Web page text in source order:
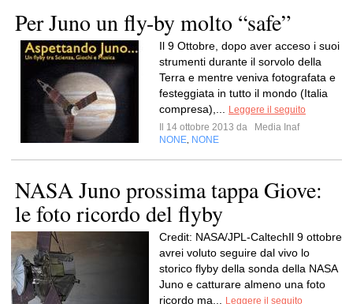
Per Juno un fly-by molto “safe”
Il 9 Ottobre, dopo aver acceso i suoi
strumenti durante il sorvolo della
Terra e mentre veniva fotografata e
festeggiata in tutto il mondo (Italia
compresa),...
Leggere il seguito
Il 14 ottobre 2013 da
Media Inaf
NONE NONE
NASA Juno prossima tappa Giove:
le foto ricordo del flyby
Credit: NASA/JPL-CaltechIl 9 ottobre
avrei voluto seguire dal vivo lo
storico flyby della sonda della NASA
Juno e catturare almeno una foto
ricordo ma...
Leggere il seguito